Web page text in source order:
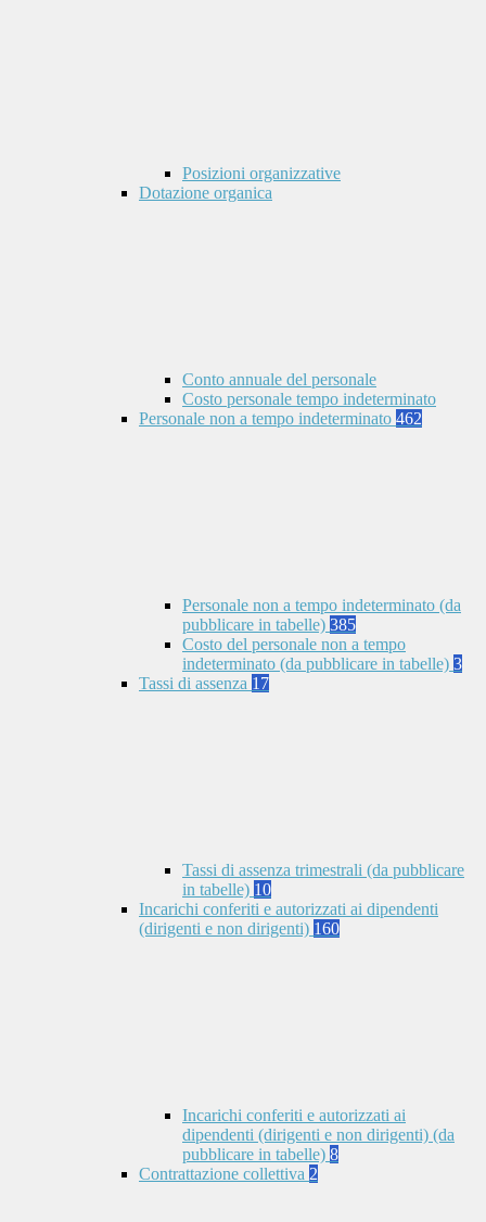
Posizioni organizzative
Dotazione organica
Conto annuale del personale
Costo personale tempo indeterminato
Personale non a tempo indeterminato 462
Personale non a tempo indeterminato (da
pubblicare in tabelle) 385
Costo del personale non a tempo
indeterminato (da pubblicare in tabelle) 3
Tassi di assenza 17
Tassi di assenza trimestrali (da pubblicare
in tabelle) 10
Incarichi conferiti e autorizzati ai dipendenti
(dirigenti e non dirigenti) 160
Incarichi conferiti e autorizzati ai
dipendenti (dirigenti e non dirigenti) (da
pubblicare in tabelle) 8
Contrattazione collettiva 2